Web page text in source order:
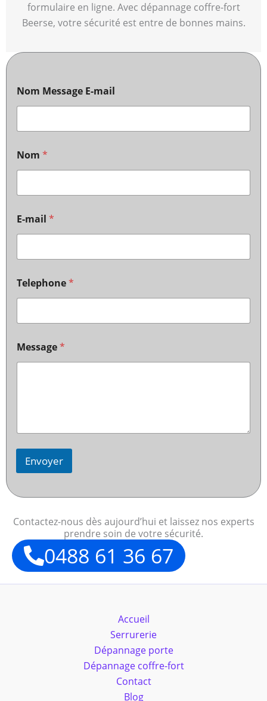
formulaire en ligne. Avec dépannage coffre-fort
Beerse, votre sécurité est entre de bonnes mains.
Nom Message E-mail
Nom *
E-mail *
Telephone*
Message*
Envoyer
Contactez-nous dès aujourd’hui et laissez nos experts
prendre soin de votre sécurité.
0488 61 36 67
Accueil
Serrurerie
Dépannage porte
Dépannage coffre-fort
Contact
Blog